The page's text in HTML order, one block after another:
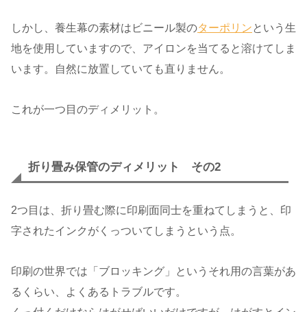
しかし、養生幕の素材はビニール製のターポリン という生
地を使用していますので、アイロンを当てると溶けてしま
います。自然に放置していても直りません。
これが一つ目のディメリット。
折り畳み保管のディメリット その2
2つ目は、折り畳む際に印刷面同士を重ねてしまうと、印
字されたインクがくっついてしまうという点。
印刷の世界では「ブロッキング」というそれ用の言葉があ
るくらい、よくあるトラブルです。